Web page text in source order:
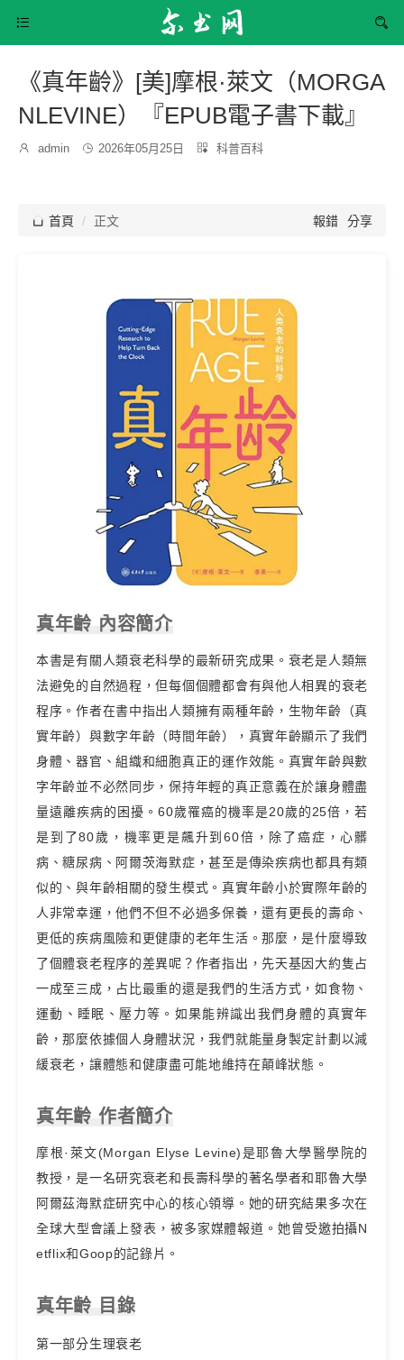


《真年齡》[美]摩根·萊文（MORGA
NLEVINE）『EPUB電子書下載』

博
admin  發
2026年05月25日 
分
科普百科
 首頁 正文 報錯 分享
真年齡 內容簡介
本書是有關人類衰老科學的最新研究成果。衰老是人類無
法避免的自然過程，但每個個體都會有與他人相異的衰老
程序。作者在書中指出人類擁有兩種年齡，生物年齡（真
實年齡）與數字年齡（時間年齡），真實年齡顯示了我們
身體、器官、組織和細胞真正的運作效能。真實年齡與數
字年齡並不必然同步，保持年輕的真正意義在於讓身體盡
量遠離疾病的困擾。60歲罹癌的機率是20歲的25倍，若
是到了80歲，機率更是飆升到60倍，除了癌症，心髒
病、糖尿病、阿爾茨海默症，甚至是傳染疾病也都具有類
似的、與年齡相關的發生模式。真實年齡小於實際年齡的
人非常幸運，他們不但不必過多保養，還有更長的壽命、
更低的疾病風險和更健康的老年生活。那麼，是什麼導致
了個體衰老程序的差異呢？作者指出，先天基因大約隻占
一成至三成，占比最重的還是我們的生活方式，如食物、
運動、睡眠、壓力等。如果能辨識出我們身體的真實年
齡，那麼依據個人身體狀況，我們就能量身製定計劃以減
緩衰老，讓體態和健康盡可能地維持在顛峰狀態。
真年齡 作者簡介
摩根·萊文(Morgan Elyse Levine)是耶魯大學醫學院的
教授，是一名研究衰老和長壽科學的著名學者和耶魯大學
阿爾茲海默症研究中心的核心領導。她的研究結果多次在
全球大型會議上發表，被多家媒體報道。她曾受邀拍攝N
etflix和Goop的記錄片。
真年齡 目錄
第一部分生理衰老